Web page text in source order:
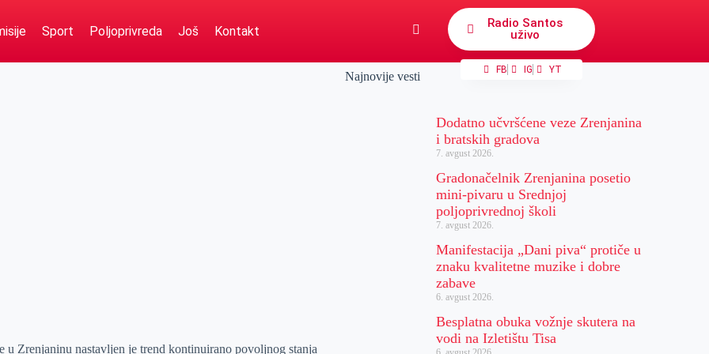
Sport Poljoprivreda Još Kontakt
Radio Santos
uživo
FB IG YT
Zrenjaninu nastavljen je trend kontinuirano povoljnog stanja
Najnovije vesti
Dodatno učvršćene veze Zrenjanina
i bratskih gradova
7. avgust 2026.
Gradonačelnik Zrenjanina posetio
mini-pivaru u Srednjoj
poljoprivrednoj školi
7. avgust 2026.
Manifestacija „Dani piva“ protiče u
znaku kvalitetne muzike i dobre
zabave
6. avgust 2026.
Besplatna obuka vožnje skutera na
vodi na Izletištu Tisa